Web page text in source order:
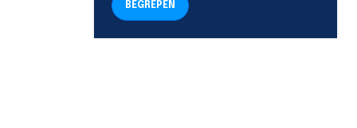
BEGREPEN